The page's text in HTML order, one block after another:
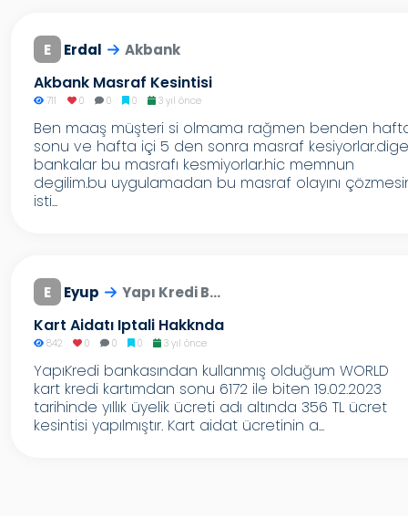
E Erdal Akbank
Akbank Masraf Kesintisi
711 0 0 0 3 yıl önce
Ben maaş müşteri si olmama rağmen benden
sonu ve hafta içi 5 den sonra masraf
bankalar bu masrafı kesmiyorlar.hic memnun
degilim.bu uygulamadan bu masraf olayını
isti...
E Eyup Yapı Kredi B...
Kart Aidatı Iptali Hakknda
842 0 0 0 3 yıl önce
YapıKredi bankasından kullanmış olduğum WORLD
kart kredi kartımdan sonu 6172 ile biten 19.02.2023
tarihinde yıllık üyelik ücreti adı altında 356 TL ücret
kesintisi yapılmıştır. Kart aidat ücretinin a...